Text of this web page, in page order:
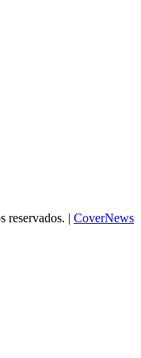
reservados. | CoverNews